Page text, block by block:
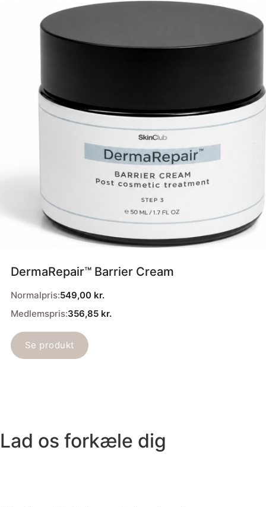
DermaRepair™ Barrier Cream
Normalpris:549,00 kr.
Medlemspris:356,85 kr.
Se produkt
Lad os forkæle dig